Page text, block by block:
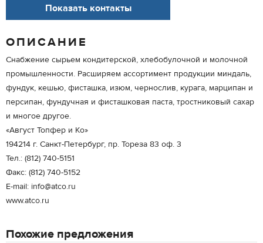
Показать контакты
ОПИСАНИЕ
Cнабжение сырьем кондитерской, хлебобулочной и молочной
промышленности. Расширяем ассортимент продукции миндаль,
фундук, кешью, фисташка, изюм, чернослив, курага, марципан и
персипан, фундучная и фисташковая паста, тростниковый сахар
и многое другое.
«Август Топфер и Ко»
194214 г. Санкт-Петербург, пр. Тореза 83 оф. 3
Тел.: (812) 740-5151
Факс: (812) 740-5152
E-mail: info@atco.ru
www.atco.ru
Похожие предложения